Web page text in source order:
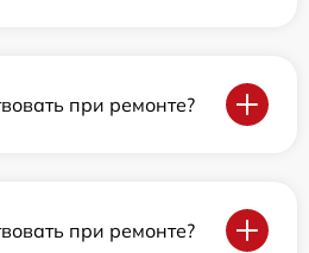
при ремонте?
при ремонте?